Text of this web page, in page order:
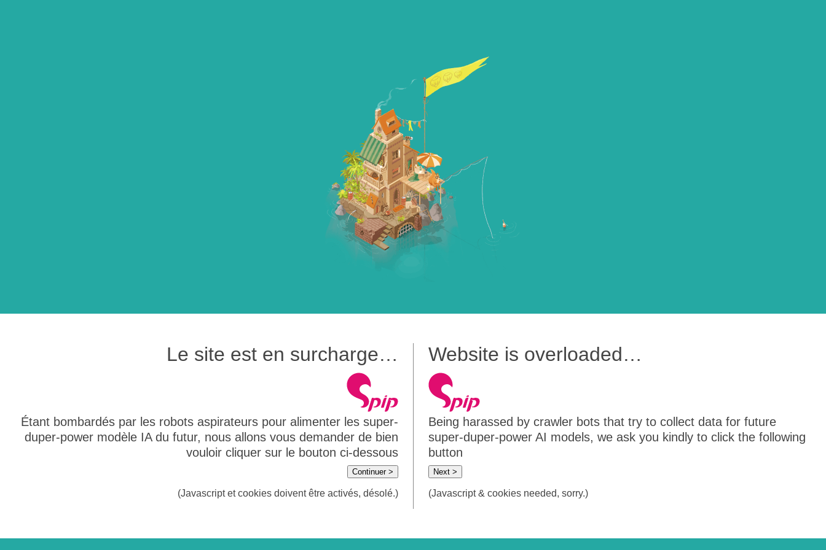
Le site est en surcharge…
Étant bombardés par les robots aspirateurs pour alimenter les super-
duper-power modèle IA du futur, nous allons vous demander de bien
vouloir cliquer sur le bouton ci-dessous
Continuer >
(Javascript et cookies doivent être activés, désolé.)
Website is overloaded…
Being harassed by crawler bots that try to collect data for future
super-duper-power AI models, we ask you kindly to click the following
button
Next >
(Javascript & cookies needed, sorry.)